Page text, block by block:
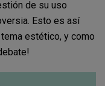
de su uso
Esto es así
estético, y como